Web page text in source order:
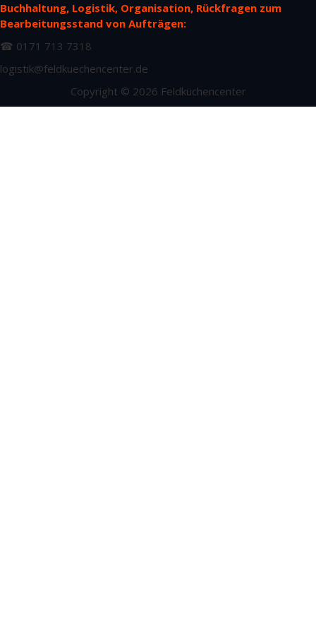
Buchhaltung, Logistik, Organisation, Rückfragen zum
Bearbeitungsstand von Aufträgen:
☎ 0171 713 7318
logistik@feldkuechencenter.de
Copyright © 2026 Feldküchencenter